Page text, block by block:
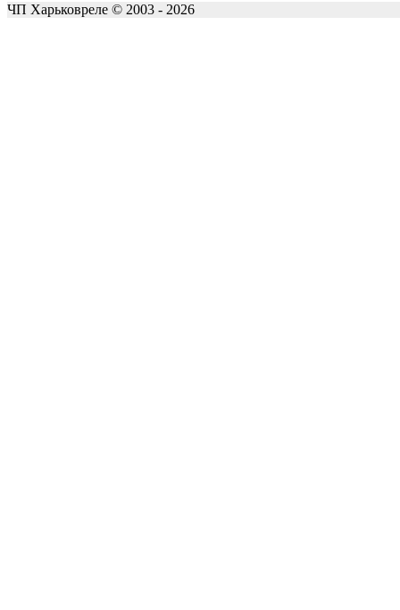
ЧП Харьковреле © 2003 - 2026